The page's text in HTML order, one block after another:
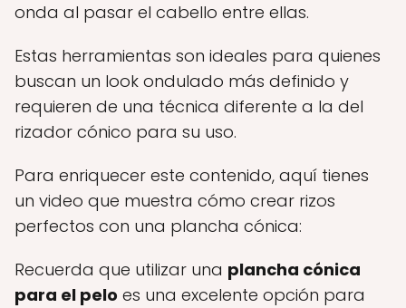
onda al pasar el cabello entre ellas.
Estas herramientas son ideales para quienes
buscan un look ondulado más definido y
requieren de una técnica diferente a la del
rizador cónico para su uso.
Para enriquecer este contenido, aquí tienes
un video que muestra cómo crear rizos
perfectos con una plancha cónica:
Recuerda que utilizar una plancha cónica
para el pelo es una excelente opción para